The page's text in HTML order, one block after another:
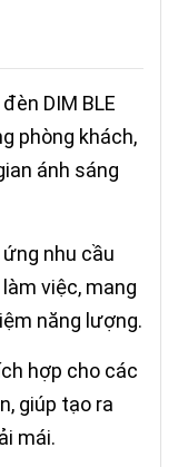
DIM BLE
phòng khách,
ánh sáng
nhu cầu
việc, mang
năng lượng.
hợp cho các
giúp tạo ra
mái.